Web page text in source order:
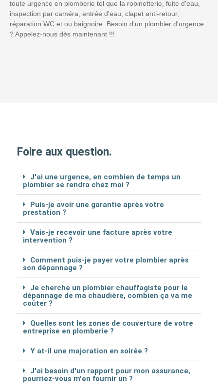
toute urgence en plomberie tel que la robinetterie, fuite d'eau,
inspection par caméra, entrée d'eau, clapet anti-retour,
réparation WC et ou baignoire. Besoin d'un plombier d'urgence
? Appelez-nous dès maintenant !!!
Foire aux question.
J'ai une urgence, en combien de temps un
plombier se rendra chez moi ?
Puis-je avoir une garantie après votre
prestation ?
Vais-je recevoir une facture après votre
intervention ?
Comment puis-je payer votre plombier après
son dépannage ?
Je cherche un plombier chauffagiste pour le
dépannage de ma chaudière, combien ça va me
coûter ?
Quelles sont les zones de couverture de votre
entreprise en plomberie ?
Y at-il une majoration en soirée ?
J'ai besoin d'un rapport pour mon assurance,
pourriez-vous m'en fournir un ?